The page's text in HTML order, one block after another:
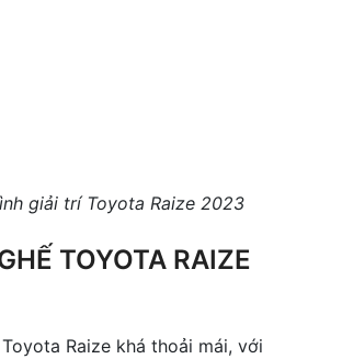
giải trí Toyota Raize 2023
TOYOTA RAIZE
Raize khá thoải mái, với